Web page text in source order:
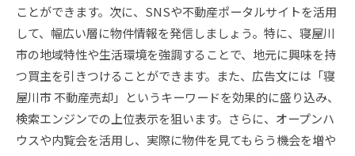
成功するための具体的なアドバイス
専門家のネットワークを活用する方法
専門家と一緒に取り組むメリット
不動産売却における専門家の役割
ことができます。次に、SNSや不動産ポータルサイトを活用
して、幅広い層に物件情報を発信しましょう。特に、寝屋川
市の地域特性や生活環境を強調することで、地元に興味を持
つ買主を引きつけることができます。また、広告文には「寝
屋川市 不動産売却」というキーワードを効果的に盛り込み、
検索エンジンでの上位表示を狙います。さらに、オープンハ
ウスや内覧会を活用し、実際に物件を見てもらう機会を増や